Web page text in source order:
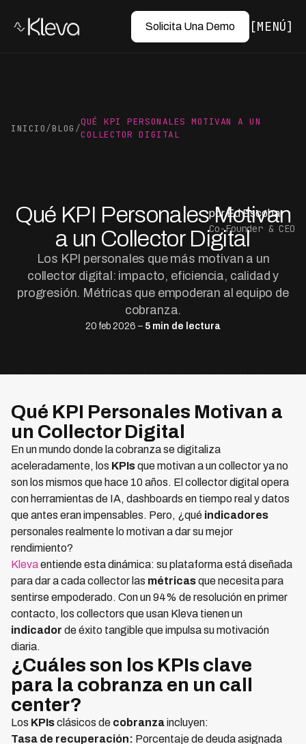
Solicita Una Demo MENÚ
INICIO/BLOG /
QUÉ KPI PERSONALES MOTIVAN A UN
COLLECTOR DIGITAL
Qué KPI Personales Motivan
a un Collector Digital
Los KPI personales que más motivan a un
collector digital: impacto, eficiencia, calidad y
progresión. Métricas que empoderan al equipo de
cobranza.
20 feb 2026 – 5 min de lectura
por Ed Escobar
Co-Founder & CEO
Qué KPI Personales Motivan a
un Collector Digital
En un mundo donde la cobranza se digitaliza
aceleradamente, los KPIsque motivan a un collector ya no
son los mismos que hace 10 años. El collector digital opera
con herramientas de IA, dashboards en tiempo real y datos
que antes eran impensables. Pero, ¿qué indicadores
personales realmente lo motivan a dar su mejor
rendimiento?
Klevaentiende esta dinámica: su plataforma está diseñada
para dar a cada collector las métricasque necesita para
sentirse empoderado. Con un 94% de resolución en primer
contacto, los collectors que usan Kleva tienen un
indicador de éxito tangible que impulsa su motivación
diaria.
¿Cuáles son los KPIs clave
para la cobranza en un call
center?
Los KPIsclásicos de cobranzaincluyen:
Tasa de recuperación: Porcentaje de deuda asignada